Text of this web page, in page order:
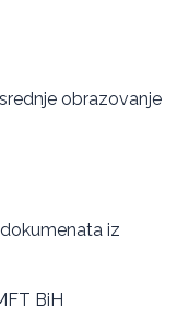
obrazovanje
iz
BiH